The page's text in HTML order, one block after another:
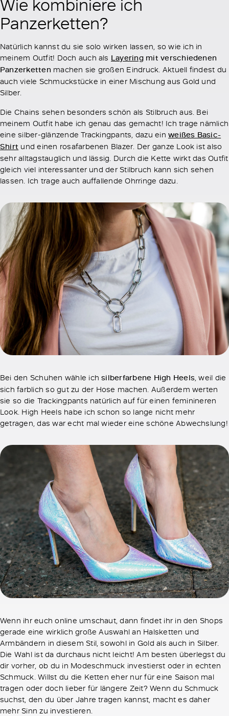
Panzerketten?
Natürlich kannst du sie solo wirken lassen, so wie ich in
meinem Outfit! Doch auch als Layeringmit verschiedenen
Panzerketten machen sie großen Eindruck. Aktuell findest du
auch viele Schmuckstücke in einer Mischung aus Gold und
Silber.
Die Chains sehen besonders schön als Stilbruch aus. Bei
meinem Outfit habe ich genau das gemacht! Ich trage nämlich
eine silber-glänzende Trackingpants, dazu einweißes Basic-
Shirt und einen rosafarbenen Blazer. Der ganze Look ist also
sehr alltagstauglich und lässig. Durch die Kette wirkt das Outfit
gleich viel interessanter und der Stilbruch kann sich sehen
lassen. Ich trage auch auffallende Ohrringe dazu.
Bei den Schuhen wähle ichsilberfarbene High Heels, weil die
sich farblich so gut zu der Hose machen. Außerdem werten
sie so die Trackingpants natürlich auf für einen feminineren
Look. High Heels habe ich schon so lange nicht mehr
getragen, das war echt mal wieder eine schöne Abwechslung!
Wenn ihr euch online umschaut, dann findet ihr in den Shops
gerade eine wirklich große Auswahl an Halsketten und
Armbändern in diesem Stil, sowohl in Gold als auch in Silber.
Die Wahl ist da durchaus nicht leicht! Am besten überlegst du
dir vorher, ob du in Modeschmuck investierst oder in echten
Schmuck. Willst du die Ketten eher nur für eine Saison mal
tragen oder doch lieber für längere Zeit? Wenn du Schmuck
suchst, den du über Jahre tragen kannst, macht es daher
mehr Sinn zu investieren.